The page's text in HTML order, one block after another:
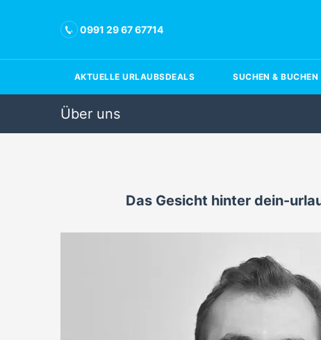
0991 29 67 67714
AKTUELLE URLAUBSDEALS SUCHEN & BUCHEN
Über uns
Das Gesicht hinter dein-